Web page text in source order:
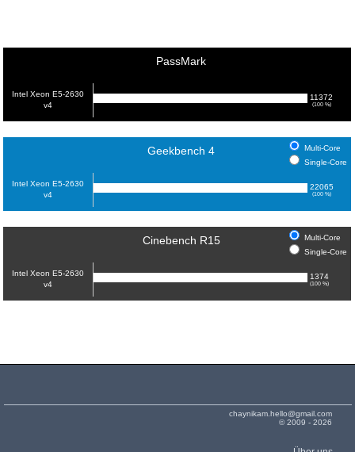
PassMark
Intel Xeon E5-2630
v4
11372
(100 %)
Geekbench 4
Multi-Core
Single-Core
Intel Xeon E5-2630
v4
22065
(100 %)
Cinebench R15
Multi-Core
Single-Core
Intel Xeon E5-2630
v4
1374
(100 %)
chaynikam.hello@gmail.com
© 2009 - 2026